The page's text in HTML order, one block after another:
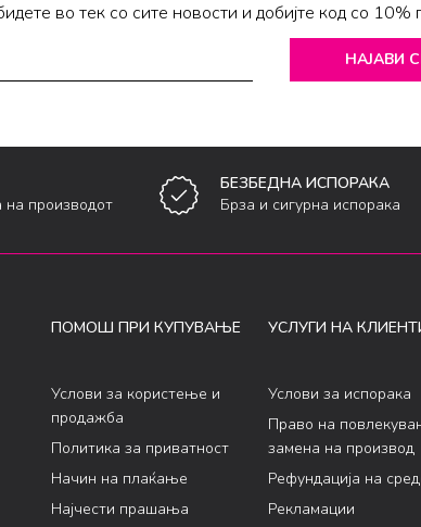
во тек со сите новости и добијте код со 10%
НАЈАВИ
производот
БЕЗБЕДНА ИСПОРАКА
Брза и сигурна испорака
ПОМОШ ПРИ КУПУВАЊЕ
Услови за користење и
продажба
Политика за приватност
Начин на плаќање
Најчести прашања
УСЛУГИ НА
Услови за испорака
Право на
замена на производ
Рефундација на
Рекламации